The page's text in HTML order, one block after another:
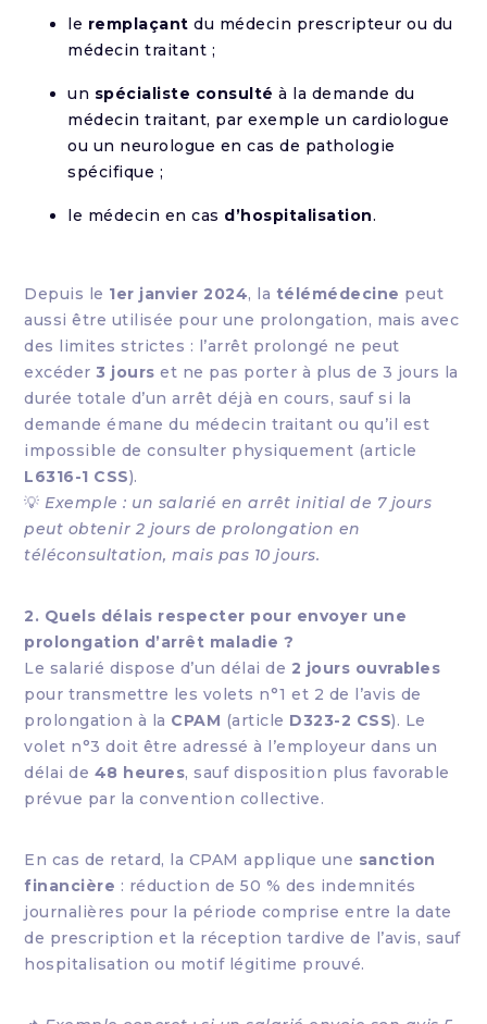
le remplaçant du médecin prescripteur ou du
médecin traitant ;
un spécialiste consulté à la demande du
médecin traitant, par exemple un cardiologue
ou un neurologue en cas de pathologie
spécifique ;
le médecin en cas d’hospitalisation.
Depuis le 1er janvier 2024, la télémédecine peut
aussi être utilisée pour une prolongation, mais avec
des limites strictes : l’arrêt prolongé ne peut
excéder3 jours et ne pas porter à plus de 3 jours la
durée totale d’un arrêt déjà en cours, sauf si la
demande émane du médecin traitant ou qu’il est
impossible de consulter physiquement (article
L6316-1 CSS).
💡 Exemple : un salarié en arrêt initial de 7 jours
peut obtenir 2 jours de prolongation en
téléconsultation, mais pas 10 jours.
2. Quels délais respecter pour envoyer une
prolongation d’arrêt maladie ?
Le salarié dispose d’un délai de 2 jours ouvrables
pour transmettre les volets n°1 et 2 de l’avis de
prolongation à la CPAM (article D323-2 CSS). Le
volet n°3 doit être adressé à l’employeur dans un
délai de 48 heures, sauf disposition plus favorable
prévue par la convention collective.
En cas de retard, la CPAM applique une sanction
financière : réduction de 50 % des indemnités
journalières pour la période comprise entre la date
de prescription et la réception tardive de l’avis, sauf
hospitalisation ou motif légitime prouvé.